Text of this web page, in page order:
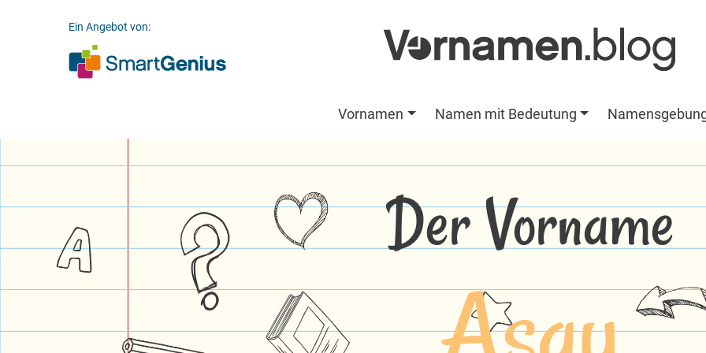
Ein Angebot von:
Vornamen Namen mit Bedeutung
Der Vorname